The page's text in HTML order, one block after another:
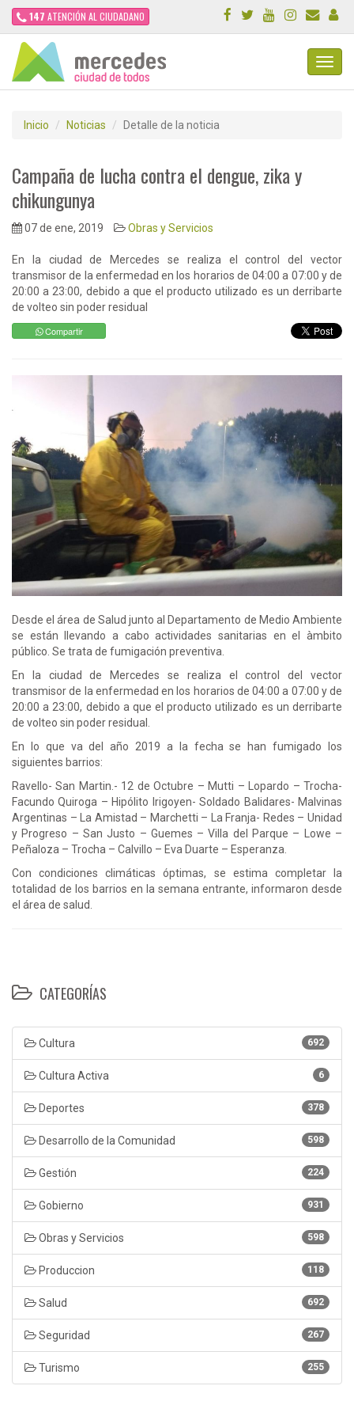
147 ATENCIÓN AL CIUDADANO
Inicio Noticias Detalle de la noticia
Campaña de lucha contra el dengue, zika y
chikungunya
07 de ene, 2019 Obras y Servicios
En la ciudad de Mercedes se realiza el control del vector
transmisor de la enfermedad en los horarios de 04:00 a 07:00 y de
20:00 a 23:00, debido a que el producto utilizado es un derribarte
de volteo sin poder residual
Compartir
Desde el área de Salud junto al Departamento de Medio Ambiente
se están llevando a cabo actividades sanitarias en el àmbito
público. Se trata de fumigación preventiva.
En la ciudad de Mercedes se realiza el control del vector
transmisor de la enfermedad en los horarios de 04:00 a 07:00 y de
20:00 a 23:00, debido a que el producto utilizado es un derribarte
de volteo sin poder residual.
En lo que va del año 2019 a la fecha se han fumigado los
siguientes barrios:
Ravello- San Martin.- 12 de Octubre – Mutti – Lopardo – Trocha-
Facundo Quiroga – Hipólito Irigoyen- Soldado Balidares- Malvinas
Argentinas – La Amistad – Marchetti – La Franja- Redes – Unidad
y Progreso – San Justo – Guemes – Villa del Parque – Lowe –
Peñaloza – Trocha – Calvillo – Eva Duarte – Esperanza.
Con condiciones climáticas óptimas, se estima completar la
totalidad de los barrios en la semana entrante, informaron desde
el área de salud.
CATEGORÍAS
692
Cultura
6
Cultura Activa
378
Deportes
598
Desarrollo de la Comunidad
224
Gestión
931
Gobierno
598
Obras y Servicios
118
Produccion
692
Salud
267
Seguridad
255
Turismo